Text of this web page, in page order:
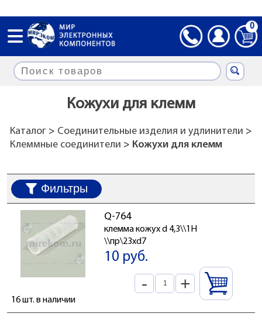
0
Кожухи для клемм
Каталог> Соединительные изделия и удлинители >
Клеммные соединители > Кожухи для клемм
Фильтры
Q-764
клемма кожух d 4,3\\1H
\\пр\23xd7
10 руб.
- +
16 шт. в наличии